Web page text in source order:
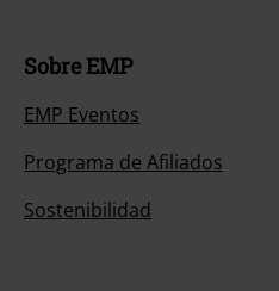
Sobre EMP
EMP Eventos
Programa de Afiliados
Sostenibilidad